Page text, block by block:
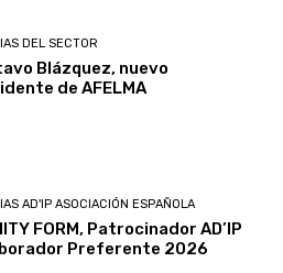
DEL SECTOR
Blázquez, nuevo
de AFELMA
AD'IP ASOCIACIÓN ESPAÑOLA
FORM, Patrocinador AD’IP
Preferente 2026